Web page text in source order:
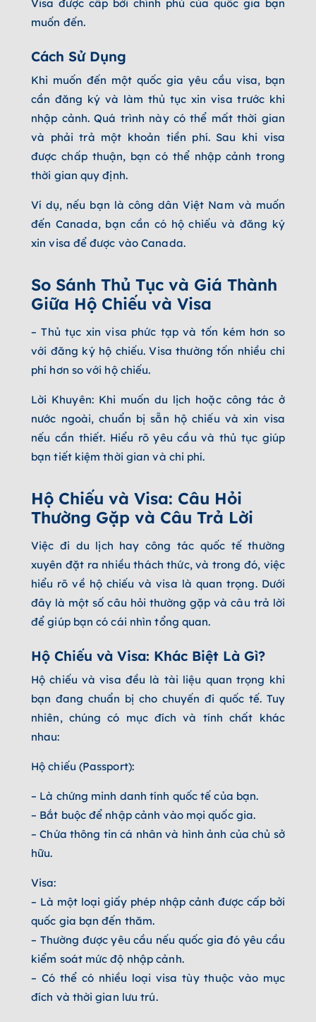
Visa được cấp bởi chính phủ của quốc gia bạn
muốn đến.
Cách Sử Dụng
Khi muốn đến một quốc gia yêu cầu visa, bạn
cần đăng ký và làm thủ tục xin visa trước khi
nhập cảnh. Quá trình này có thể mất thời gian
và phải trả một khoản tiền phí. Sau khi visa
được chấp thuận, bạn có thể nhập cảnh trong
thời gian quy định.
Ví dụ, nếu bạn là công dân Việt Nam và muốn
đến Canada, bạn cần có hộ chiếu và đăng ký
xin visa để được vào Canada.
So Sánh Thủ Tục và Giá Thành
Giữa Hộ Chiếu và Visa
– Thủ tục xin visa phức tạp và tốn kém hơn so
với đăng ký hộ chiếu. Visa thường tốn nhiều chi
phí hơn so với hộ chiếu.
Lời Khuyên: Khi muốn du lịch hoặc công tác ở
nước ngoài, chuẩn bị sẵn hộ chiếu và xin visa
nếu cần thiết. Hiểu rõ yêu cầu và thủ tục giúp
bạn tiết kiệm thời gian và chi phí.
Hộ Chiếu và Visa: Câu Hỏi
Thường Gặp và Câu Trả Lời
Việc đi du lịch hay công tác quốc tế thường
xuyên đặt ra nhiều thách thức, và trong đó, việc
hiểu rõ về hộ chiếu và visa là quan trọng. Dưới
đây là một số câu hỏi thường gặp và câu trả lời
để giúp bạn có cái nhìn tổng quan.
Hộ Chiếu và Visa: Khác Biệt Là Gì?
Hộ chiếu và visa đều là tài liệu quan trọng khi
bạn đang chuẩn bị cho chuyến đi quốc tế. Tuy
nhiên, chúng có mục đích và tính chất khác
nhau:
Hộ chiếu (Passport):
– Là chứng minh danh tính quốc tế của bạn.
– Bắt buộc để nhập cảnh vào mọi quốc gia.
– Chứa thông tin cá nhân và hình ảnh của chủ sở
hữu.
Visa:
– Là một loại giấy phép nhập cảnh được cấp bởi
quốc gia bạn đến thăm.
– Thường được yêu cầu nếu quốc gia đó yêu cầu
kiểm soát mức độ nhập cảnh.
– Có thể có nhiều loại visa tùy thuộc vào mục
đích và thời gian lưu trú.